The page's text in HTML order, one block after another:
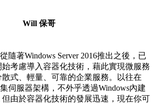
Will 保哥
隨著Windows Server 2016推出之後，已
考慮導入容器化技術，藉此實現微服務
式、輕量、可靠的企業服務。以往在
伺服器架構，不外乎透過Windows內建
由於容器化技術的發展迅速，現在你可